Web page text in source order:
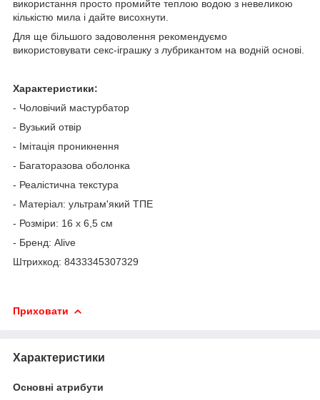
використання просто промийте теплою водою з невеликою
кількістю мила і дайте висохнути.
Для ще більшого задоволення рекомендуємо
використовувати секс-іграшку з лубрикантом на водній основі.
Характеристики:
- Чоловічий мастурбатор
- Вузький отвір
- Імітація проникнення
- Багаторазова оболонка
- Реалістична текстура
- Матеріал: ультрам'який ТПЕ
- Розміри: 16 x 6,5 см
- Бренд: Alive
Штрихкод: 8433345307329
Приховати
Характеристики
Основні атрибути